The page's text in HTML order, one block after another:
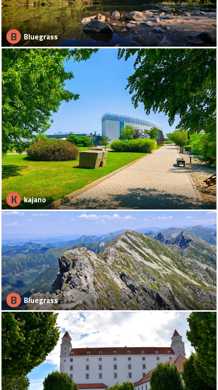
B Bluegrass
K kajano
B Bluegrass